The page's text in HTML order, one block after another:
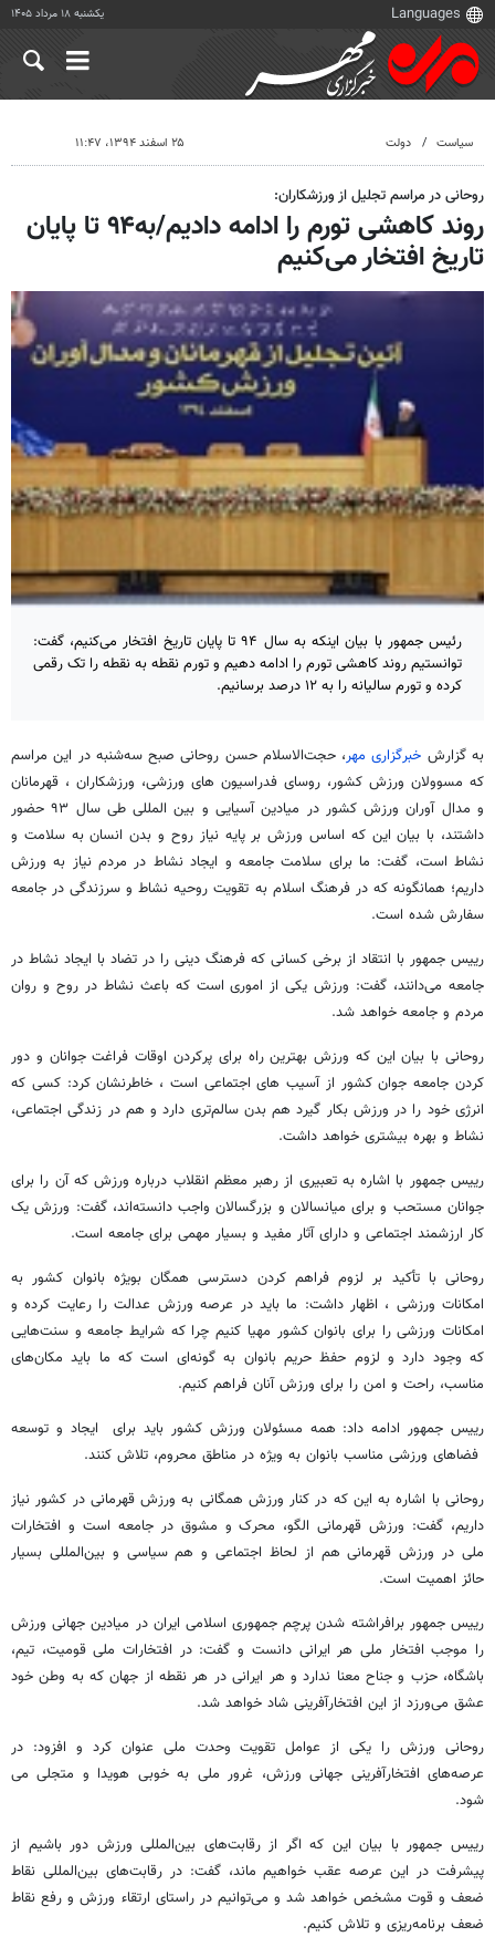
یکشنبه ۱۸ مرداد ۱۴۰۵
سیاست دولت ۲۵ اسفند ۱۳۹۴، ۱۱:۴۷
روحانی در مراسم تجلیل از ورزشکاران:
روند کاهشی تورم را ادامه دادیم/به۹۴ تا پایان
تاریخ افتخار می‌کنیم
رئیس جمهور با بیان اینکه به سال ۹۴ تا پایان تاریخ افتخار می‌کنیم، گفت:
توانستیم روند کاهشی تورم را ادامه دهیم و تورم نقطه به نقطه را تک رقمی
کرده و تورم سالیانه را به ۱۲ درصد برسانیم.
به گزارش خبرگزاری مهر، حجت‌الاسلام حسن روحانی صبح سه‌شنبه در این مراسم
که مسوولان ورزش کشور، روسای فدراسیون های ورزشی، ورزشکاران ، قهرمانان
و مدال آوران ورزش کشور در میادین آسیایی و بین المللی طی سال ۹۳ حضور
داشتند، با بیان این که اساس ورزش بر پایه نیاز روح و بدن انسان به سلامت و
نشاط است، گفت: ما برای سلامت جامعه و ایجاد نشاط در مردم نیاز به ورزش
داریم؛ همانگونه که در فرهنگ اسلام به تقویت روحیه نشاط و سرزندگی در جامعه
سفارش شده است.
رییس‌ جمهور با انتقاد از برخی کسانی که فرهنگ دینی را در تضاد با ایجاد نشاط در
جامعه می‌دانند، گفت: ورزش یکی از اموری است که باعث نشاط در روح و روان
مردم و جامعه خواهد شد.
روحانی با بیان این که ورزش بهترین راه برای پرکردن اوقات فراغت جوانان و دور
کردن جامعه جوان کشور از آسیب های اجتماعی است ، خاطرنشان کرد: کسی که
انرژی خود را در ورزش بکار گیرد هم بدن سالم‌تری دارد و هم در زندگی اجتماعی،
نشاط و بهره بیشتری خواهد داشت.
رییس‌ جمهور با اشاره به تعبیری از رهبر معظم انقلاب درباره ورزش که آن را برای
جوانان مستحب و برای میانسالان و بزرگسالان واجب دانسته‌اند، گفت: ورزش یک
کار ارزشمند اجتماعی و دارای آثار مفید و بسیار مهمی برای جامعه است.
روحانی با تأکید بر لزوم فراهم کردن دسترسی همگان بویژه بانوان کشور به
امکانات ورزشی ، اظهار داشت: ما باید در عرصه ورزش عدالت را رعایت کرده و
امکانات ورزشی را برای بانوان کشور مهیا کنیم چرا که شرایط جامعه و سنت‌هایی
که وجود دارد و لزوم حفظ حریم بانوان به گونه‌ای است که ما باید مکان‌های
مناسب، راحت و امن را برای ورزش آنان فراهم کنیم.
رییس‌ جمهور ادامه داد: همه مسئولان ورزش کشور باید برای ایجاد و توسعه
فضاهای ورزشی مناسب بانوان به ویژه در مناطق محروم، تلاش کنند.
روحانی با اشاره به این که در کنار ورزش همگانی به ورزش قهرمانی در کشور نیاز
داریم، گفت: ورزش قهرمانی الگو، محرک و مشوق در جامعه است و افتخارات
ملی در ورزش قهرمانی هم از لحاظ اجتماعی و هم سیاسی و بین‌المللی بسیار
حائز اهمیت است.
رییس‌ جمهور برافراشته شدن پرچم جمهوری اسلامی ایران در میادین جهانی ورزش
را موجب افتخار ملی هر ایرانی دانست و گفت: در افتخارات ملی قومیت، تیم،
باشگاه، حزب و جناح معنا ندارد و هر ایرانی در هر نقطه از جهان که به وطن خود
عشق می‌ورزد از این افتخارآفرینی شاد خواهد شد.
روحانی ورزش را یکی از عوامل تقویت وحدت ملی عنوان کرد و افزود: در
عرصه‌های افتخارآفرینی جهانی ورزش، غرور ملی به خوبی هویدا و متجلی می
شود.
رییس‌ جمهور با بیان این که اگر از رقابت‌های بین‌المللی ورزش دور باشیم از
پیشرفت در این عرصه عقب خواهیم ماند، گفت: در رقابت‌های بین‌المللی نقاط
ضعف و قوت مشخص خواهد شد و می‌توانیم در راستای ارتقاء ورزش و رفع نقاط
ضعف برنامه‌ریزی و تلاش کنیم.